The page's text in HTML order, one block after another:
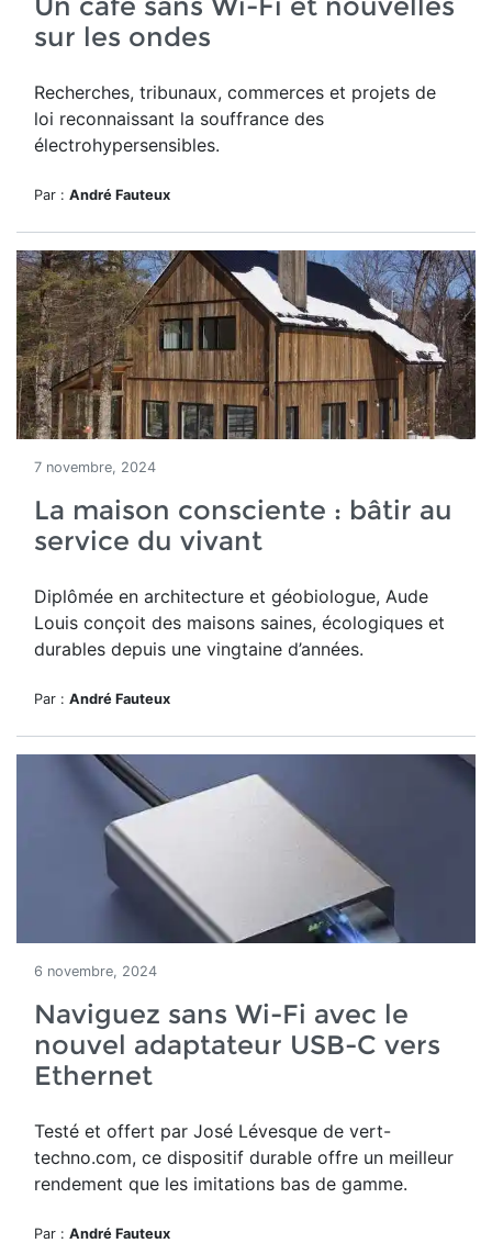
sur les ondes
Recherches, tribunaux, commerces et projets de
loi reconnaissant la souffrance des
électrohypersensibles.
Par : André Fauteux
7 novembre, 2024
La maison consciente : bâtir au
service du vivant
Diplômée en architecture et géobiologue, Aude
Louis conçoit des maisons saines, écologiques et
durables depuis une vingtaine d’années.
Par : André Fauteux
6 novembre, 2024
Naviguez sans Wi-Fi avec le
nouvel adaptateur USB-C vers
Ethernet
Testé et offert par José Lévesque de vert-
techno.com, ce dispositif durable offre un meilleur
rendement que les imitations bas de gamme.
Par : André Fauteux